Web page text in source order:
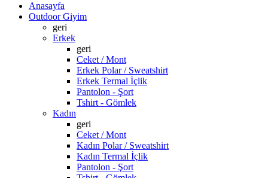
Anasayfa
Outdoor Giyim
geri
Erkek
geri
Ceket / Mont
Erkek Polar / Sweatshirt
Erkek Termal İçlik
Pantolon - Şort
Tshirt - Gömlek
Kadın
geri
Ceket / Mont
Kadın Polar / Sweatshirt
Kadın Termal İçlik
Pantolon - Şort